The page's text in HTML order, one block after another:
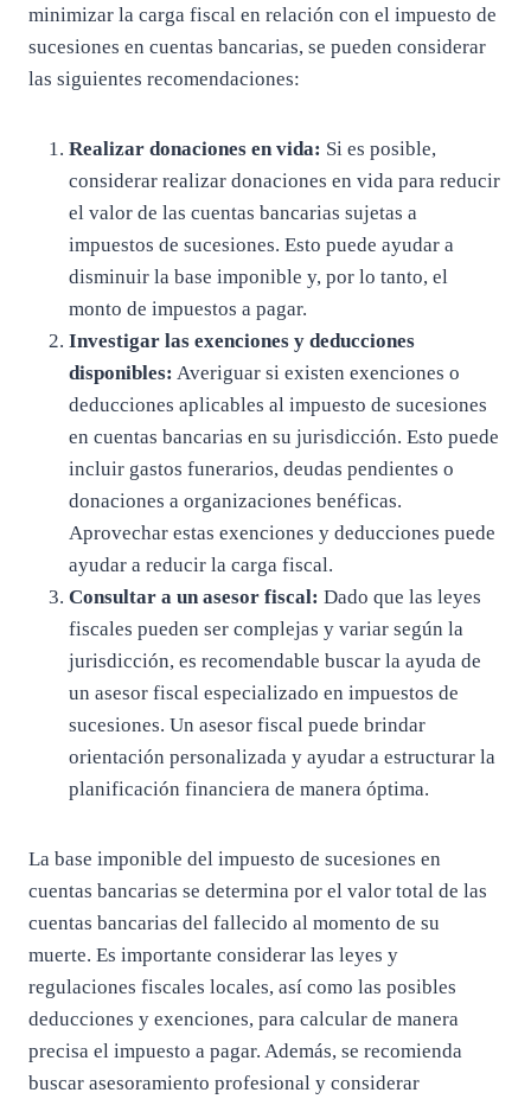
minimizar la carga fiscal en relación con el impuesto de
sucesiones en cuentas bancarias, se pueden considerar
las siguientes recomendaciones:
Realizar donaciones en vida: Si es posible,
considerar realizar donaciones en vida para reducir
el valor de las cuentas bancarias sujetas a
impuestos de sucesiones. Esto puede ayudar a
disminuir la base imponible y, por lo tanto, el
monto de impuestos a pagar.
Investigar las exenciones y deducciones
disponibles: Averiguar si existen exenciones o
deducciones aplicables al impuesto de sucesiones
en cuentas bancarias en su jurisdicción. Esto puede
incluir gastos funerarios, deudas pendientes o
donaciones a organizaciones benéficas.
Aprovechar estas exenciones y deducciones puede
ayudar a reducir la carga fiscal.
Consultar a un asesor fiscal: Dado que las leyes
fiscales pueden ser complejas y variar según la
jurisdicción, es recomendable buscar la ayuda de
un asesor fiscal especializado en impuestos de
sucesiones. Un asesor fiscal puede brindar
orientación personalizada y ayudar a estructurar la
planificación financiera de manera óptima.
La base imponible del impuesto de sucesiones en
cuentas bancarias se determina por el valor total de las
cuentas bancarias del fallecido al momento de su
muerte. Es importante considerar las leyes y
regulaciones fiscales locales, así como las posibles
deducciones y exenciones, para calcular de manera
precisa el impuesto a pagar. Además, se recomienda
buscar asesoramiento profesional y considerar